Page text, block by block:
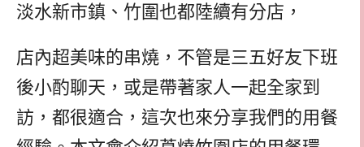
淡水新市鎮、竹圍也都陸續有分店，
店內超美味的串燒，不管是三五好友下班
後小酌聊天，或是帶著家人一起全家到
訪，都很適合，這次也來分享我們的用餐